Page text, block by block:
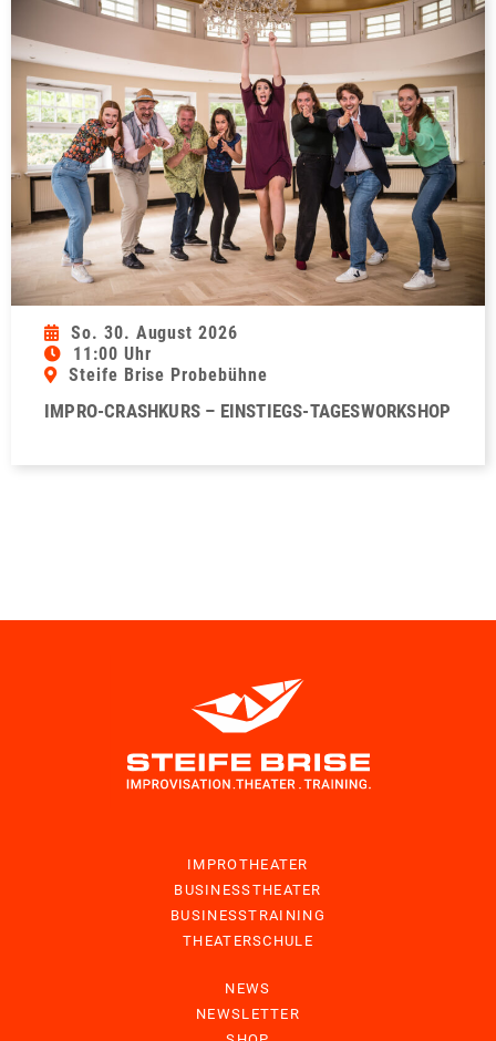
So. 30. August 2026
11:00 Uhr
Steife Brise Probebühne
IMPRO-CRASHKURS – EINSTIEGS-TAGESWORKSHOP
IMPROTHEATER
BUSINESSTHEATER
BUSINESSTRAINING
THEATERSCHULE
NEWS
NEWSLETTER